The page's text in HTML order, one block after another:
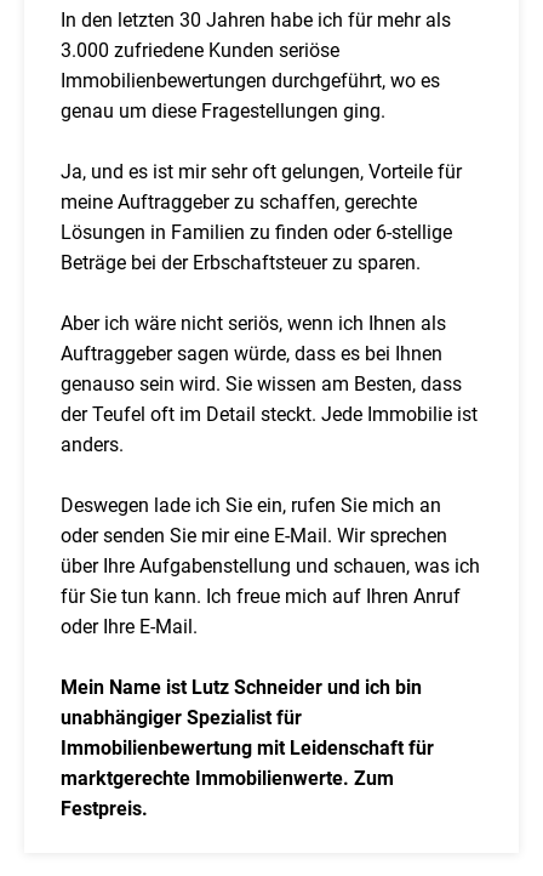
In den letzten 30 Jahren habe ich für mehr als
3.000 zufriedene Kunden seriöse
Immobilienbewertungen durchgeführt, wo es
genau um diese Fragestellungen ging.
Ja, und es ist mir sehr oft gelungen, Vorteile für
meine Auftraggeber zu schaffen, gerechte
Lösungen in Familien zu finden oder 6-stellige
Beträge bei der Erbschaftsteuer zu sparen.
Aber ich wäre nicht seriös, wenn ich Ihnen als
Auftraggeber sagen würde, dass es bei Ihnen
genauso sein wird. Sie wissen am Besten, dass
der Teufel oft im Detail steckt. Jede Immobilie ist
anders.
Deswegen lade ich Sie ein, rufen Sie mich an
oder senden Sie mir eine E-Mail. Wir sprechen
über Ihre Aufgabenstellung und schauen, was ich
für Sie tun kann. Ich freue mich auf Ihren Anruf
oder Ihre E-Mail.
Mein Name ist Lutz Schneider und ich bin
unabhängiger Spezialist für
Immobilienbewertung mit Leidenschaft für
marktgerechte Immobilienwerte. Zum
Festpreis.